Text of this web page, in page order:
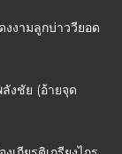
งามลูกบ่าววียอด
งชัย (อ้ายจุด